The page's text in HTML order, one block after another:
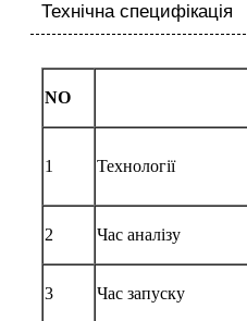
Технічна специфікація
NO
1 Технології
2 Час аналізу
3 Час запуску